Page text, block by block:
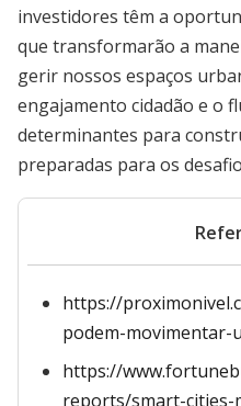
investidores têm a
que transformarão a
gerir nossos espaços
engajamento cidadão e o
determinantes para
preparadas para os
https://
podem-movimentar-
https://
reports/smart-cities-